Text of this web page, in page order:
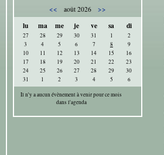
<< août 2026
>>
lu
ma me je ve sa di
27 28 29 30 31 1
2
3
4 5 6 7 8
9
10
11 12 13 14 15
16
17
18 19 20 21 22
23
24
25 26 27 28 29
30
31
1 2 3 4 5
6
Il n'y a aucun évènement à venir pour ce mois
dans l'agenda